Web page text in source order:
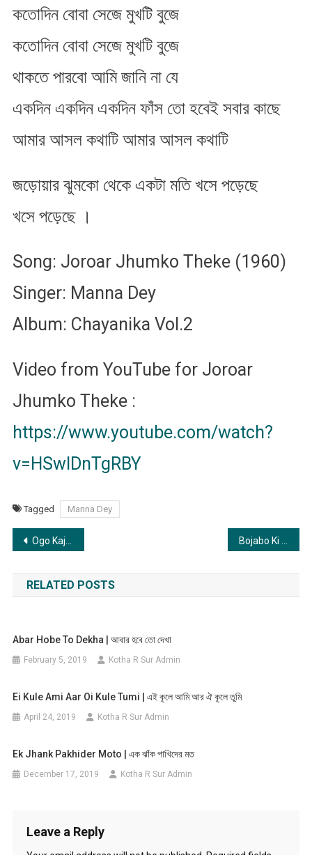
কতোদিন বোবা সেজে মুখটি বুজে
কতোদিন বোবা সেজে মুখটি বুজে
থাকতে পারবো আমি জানি না যে
একদিন একদিন একদিন ফাঁস তো হবেই সবার কাছে
আমার আসল কথাটি আমার আসল কথাটি
জড়োয়ার ঝুমকো থেকে একটা মতি খসে পড়েছে
খসে পড়েছে ।
Song: Joroar Jhumko Theke (1960)
Singer: Manna Dey
Album: Chayanika Vol.2
Video from YouTube for Joroar
Jhumko Theke :
https://www.youtube.com/watch?
v=HSwlDnTgRBY
Tagged Manna Dey
Post
navigation
Ogo Kajol Noyona | ওগো কাজাল ন​য়না হরিনী
RELATED POSTS
Abar Hobe To Dekha | আবার হবে তো দেখা
February 5, 2019 Kotha R Sur Admin
Ei Kule Ami Aar Oi Kule Tumi | এই কূলে আমি আর ঐ কূলে তুমি
April 24, 2019 Kotha R Sur Admin
Ek Jhank Pakhider Moto | এক ঝাঁক পাখিদের মত
December 17, 2019 Kotha R Sur Admin
Leave a Reply